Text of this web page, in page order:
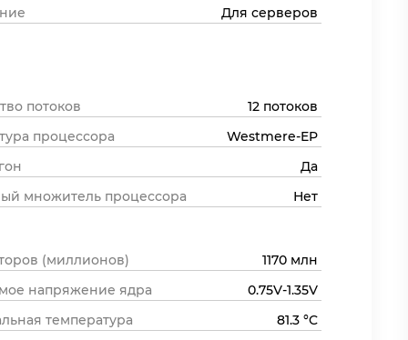
Для серверов
потоков
12 потоков
процессора
Westmere-EP
Да
множитель процессора Нет
(миллионов)
1170 млн
напряжение ядра
0.75V-1.35V
температура
81.3 °C